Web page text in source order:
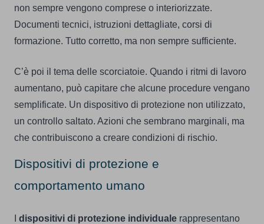
non sempre vengono comprese o interiorizzate.
Documenti tecnici, istruzioni dettagliate, corsi di
formazione. Tutto corretto, ma non sempre sufficiente.
C’è poi il tema delle scorciatoie. Quando i ritmi di lavoro
aumentano, può capitare che alcune procedure vengano
semplificate. Un dispositivo di protezione non utilizzato,
un controllo saltato. Azioni che sembrano marginali, ma
che contribuiscono a creare condizioni di rischio.
Dispositivi di protezione e
comportamento umano
dispositivi di protezione individuale rappresentano